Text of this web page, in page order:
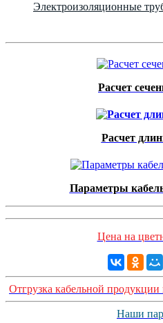
Электроизоляционные
Расчет
Расчет
Параметры
Цена на
Отгрузка кабельной
Наши